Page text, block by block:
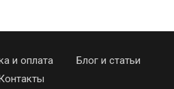
и оплата
Блог и статьи